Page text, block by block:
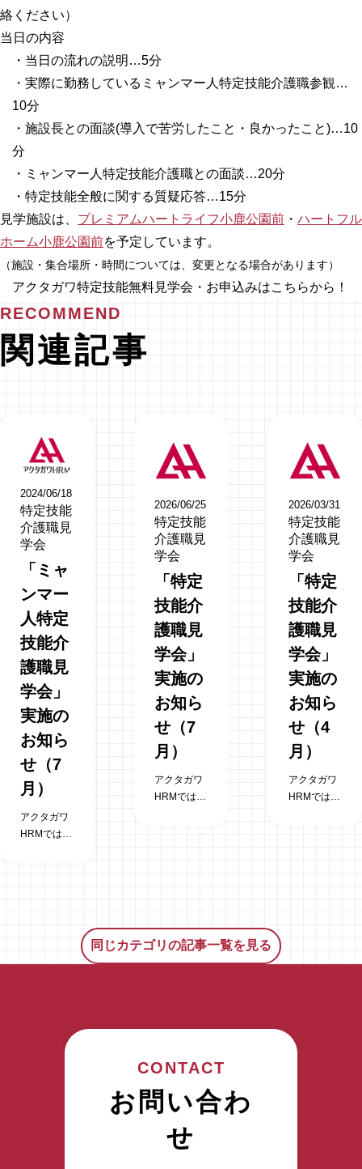
絡ください）
当日の内容
・当日の流れの説明…5分
・実際に勤務しているミャンマー人特定技能介護職参観…
10分
・施設長との面談(導入で苦労したこと・良かったこと)…10
分
・ミャンマー人特定技能介護職との面談…20分
・特定技能全般に関する質疑応答…15分
見学施設は、 プレミアムハートライフ小鹿公園前 ・ ハートフル
ホーム小鹿公園前を予定しています。
（施設・集合場所・時間については、変更となる場合があります）
アクタガワ特定技能無料見学会・お申込みはこちらから！
RECOMMEND
関連記事
2024/06/18
特定技能
介護職見
学会
「ミャ
ンマー
人特定
技能介
護職見
学会」
実施の
お知ら
せ（7
月）
アクタガワ
HRMでは参
日 午前の
部：10時30
2026/06/25
特定技能
介護職見
学会
「特定
技能介
護職見
学会」
実施の
お知ら
せ（7
月）
アクタガワ
HRMでは参
す。 特定技
能介護職見
年7月15日
00分～15時
年7月22日
2026/03/31
特定技能
介護職見
学会
「特定
技能介
護職見
学会」
実施の
お知ら
せ（4
月）
アクタガワ
HRMでは参
見学会 開催
00分～15時
00分 2026
同じカテゴリの記事一覧を見る
CONTACT
お問い合わ
せ